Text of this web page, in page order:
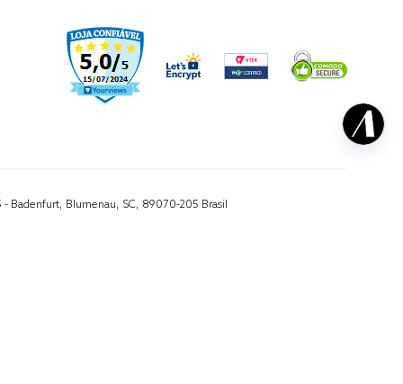
- Badenfurt, Blumenau, SC, 89070-205 Brasil